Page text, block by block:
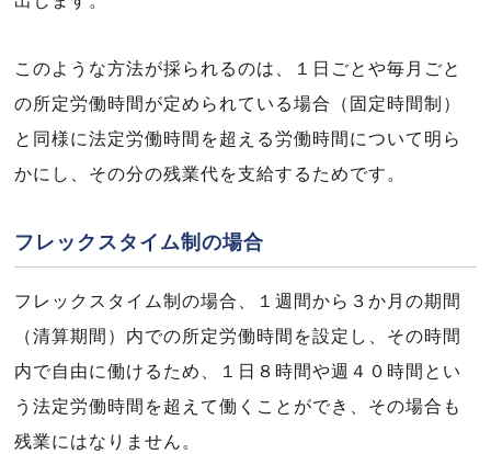
このような方法が採られるのは、１日ごとや毎月ごと
の所定労働時間が定められている場合（固定時間制）
と同様に法定労働時間を超える労働時間について明ら
かにし、その分の残業代を支給するためです。
フレックスタイム制の場合
フレックスタイム制の場合、１週間から３か月の期間
（清算期間）内での所定労働時間を設定し、その時間
内で自由に働けるため、１日８時間や週４０時間とい
う法定労働時間を超えて働くことができ、その場合も
残業にはなりません。